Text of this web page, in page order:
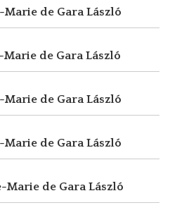
Marie de Gara László
Marie de Gara László
Marie de Gara László
Marie de Gara László
Marie de Gara László